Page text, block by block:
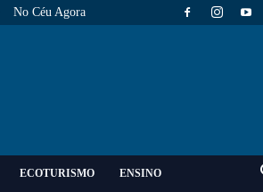
No Céu Agora
ECOTURISMO ENSINO